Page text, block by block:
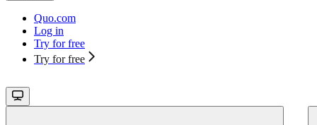
Quo.com
Log in
Try for free
Try for free